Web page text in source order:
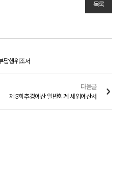
목록
담행위조서
다음글
제3회추경예산 일반회계 세입예산서